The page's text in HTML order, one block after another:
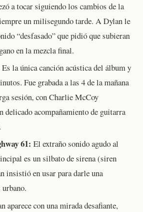
a tocar siguiendo los cambios de la
un milisegundo tarde. A Dylan le
“desfasado” que pidió que subieran
en la mezcla final.
Es la única canción acústica del álbum y
Fue grabada a las 4 de la mañana
sesión, con Charlie McCoy
delicado acompañamiento de guitarra
61: El extraño sonido agudo al
es un silbato de sirena (siren
insistió en usar para darle una
urbano.
aparece con una mirada desafiante,